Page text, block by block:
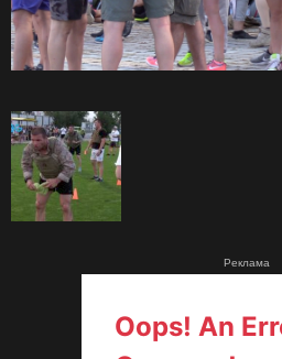
Реклама